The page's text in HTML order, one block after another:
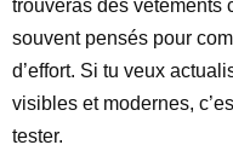
trouveras des vêtements
souvent pensés pour
d’effort. Si tu veux
visibles et modernes,
tester.